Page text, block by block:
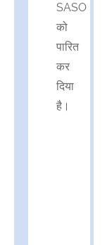
SASO
को
पारित
कर
दिया
है।